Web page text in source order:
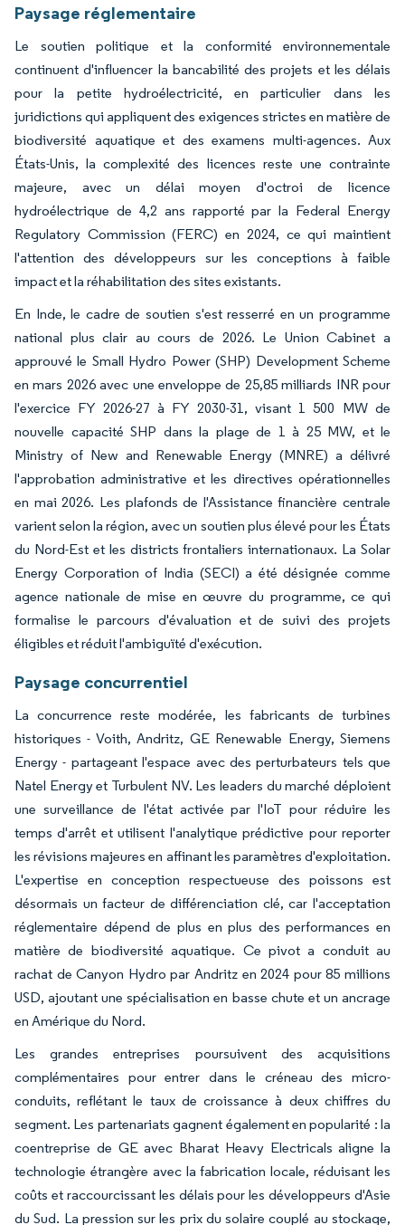
Paysage réglementaire
Le soutien politique et la conformité environnementale
continuent d'influencer la bancabilité des projets et les délais
pour la petite hydroélectricité, en particulier dans les
juridictions qui appliquent des exigences strictes en matière de
biodiversité aquatique et des examens multi-agences. Aux
États-Unis, la complexité des licences reste une contrainte
majeure, avec un délai moyen d'octroi de licence
hydroélectrique de 4,2 ans rapporté par la Federal Energy
Regulatory Commission (FERC) en 2024, ce qui maintient
l'attention des développeurs sur les conceptions à faible
impact et la réhabilitation des sites existants.
En Inde, le cadre de soutien s'est resserré en un programme
national plus clair au cours de 2026. Le Union Cabinet a
approuvé le Small Hydro Power (SHP) Development Scheme
en mars 2026 avec une enveloppe de 25,85 milliards INR pour
l'exercice FY 2026-27 à FY 2030-31, visant 1 500 MW de
nouvelle capacité SHP dans la plage de 1 à 25 MW, et le
Ministry of New and Renewable Energy (MNRE) a délivré
l'approbation administrative et les directives opérationnelles
en mai 2026. Les plafonds de l'Assistance financière centrale
varient selon la région, avec un soutien plus élevé pour les États
du Nord-Est et les districts frontaliers internationaux. La Solar
Energy Corporation of India (SECI) a été désignée comme
agence nationale de mise en œuvre du programme, ce qui
formalise le parcours d'évaluation et de suivi des projets
éligibles et réduit l'ambiguïté d'exécution.
Paysage concurrentiel
La concurrence reste modérée, les fabricants de turbines
historiques - Voith, Andritz, GE Renewable Energy, Siemens
Energy - partageant l'espace avec des perturbateurs tels que
Natel Energy et Turbulent NV. Les leaders du marché déploient
une surveillance de l'état activée par l'IoT pour réduire les
temps d'arrêt et utilisent l'analytique prédictive pour reporter
les révisions majeures en affinant les paramètres d'exploitation.
L'expertise en conception respectueuse des poissons est
désormais un facteur de différenciation clé, car l'acceptation
réglementaire dépend de plus en plus des performances en
matière de biodiversité aquatique. Ce pivot a conduit au
rachat de Canyon Hydro par Andritz en 2024 pour 85 millions
USD, ajoutant une spécialisation en basse chute et un ancrage
en Amérique du Nord.
Les grandes entreprises poursuivent des acquisitions
complémentaires pour entrer dans le créneau des micro-
conduits, reflétant le taux de croissance à deux chiffres du
segment. Les partenariats gagnent également en popularité : la
coentreprise de GE avec Bharat Heavy Electricals aligne la
technologie étrangère avec la fabrication locale, réduisant les
coûts et raccourcissant les délais pour les développeurs d'Asie
du Sud. La pression sur les prix du solaire couplé au stockage,